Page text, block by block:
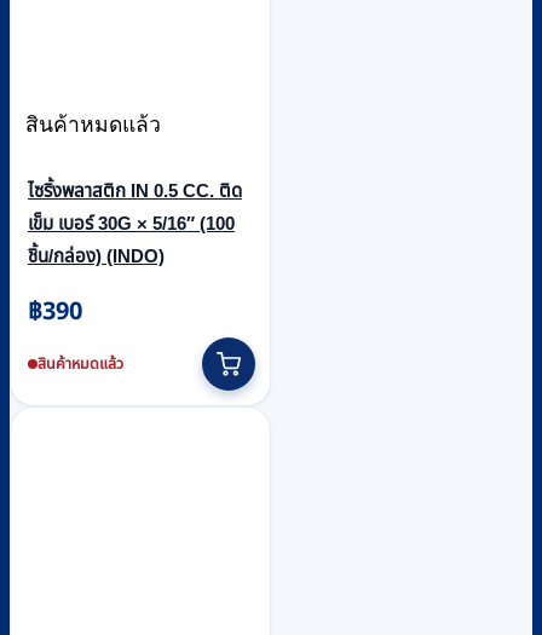
สินค้าหมดแล้ว
ไซริ้งพลาสติก IN 0.5 CC. ติด
เข็ม เบอร์ 30G × 5/16″ (100
ชิ้น/กล่อง) (INDO)
฿390
สินค้าหมดแล้ว